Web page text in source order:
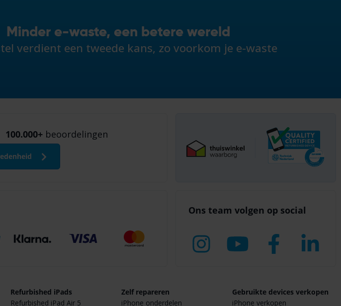
Minder e-waste, een betere wereld
verdient een tweede kans, zo voorkom je e-waste
100.000+ beoordelingen
Ons team volgen op social
Refurbished iPads
Refurbished iPad Air 5
Zelf repareren
iPhone onderdelen
Gebruikte devices verkopen
iPhone verkopen